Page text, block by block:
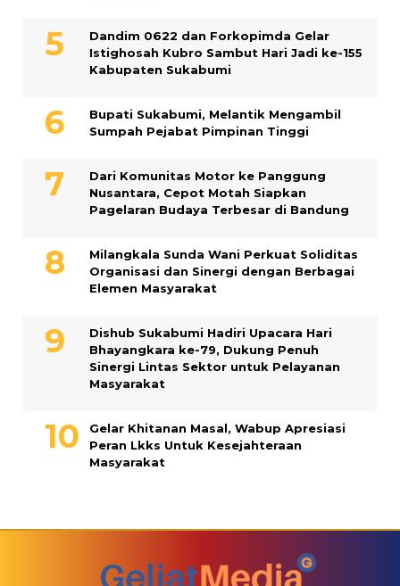
Dandim 0622 dan Forkopimda Gelar
Istighosah Kubro Sambut Hari Jadi ke-155
Kabupaten Sukabumi
Bupati Sukabumi, Melantik Mengambil
Sumpah Pejabat Pimpinan Tinggi
Dari Komunitas Motor ke Panggung
Nusantara, Cepot Motah Siapkan
Pagelaran Budaya Terbesar di Bandung
Milangkala Sunda Wani Perkuat Soliditas
Organisasi dan Sinergi dengan Berbagai
Elemen Masyarakat
Dishub Sukabumi Hadiri Upacara Hari
Bhayangkara ke-79, Dukung Penuh
Sinergi Lintas Sektor untuk Pelayanan
Masyarakat
Gelar Khitanan Masal, Wabup Apresiasi
Peran Lkks Untuk Kesejahteraan
Masyarakat